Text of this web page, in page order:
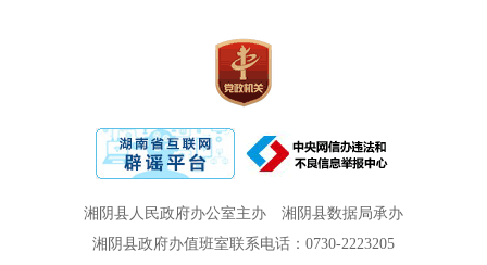
湘阴县人民政府办公室主办
湘阴县数据局承办
湘阴县政府办值班室联系电话：0730-2223205